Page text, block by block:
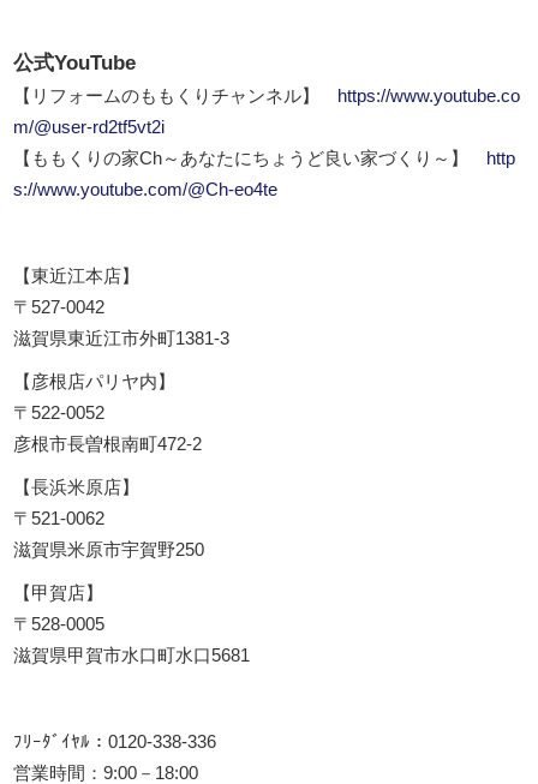
公式YouTube
【リフォームのももくりチャンネル】
https://www.youtube.co
m/@user-rd2tf5vt2i
【ももくりの家Ch～あなたにちょうど良い家づくり～】
http
s://www.youtube.com/@Ch-eo4te
【東近江本店】
〒527-0042
滋賀県東近江市外町1381-3
【彦根店パリヤ内】
〒522-0052
彦根市長曽根南町472-2
【長浜米原店】
〒521-0062
滋賀県米原市宇賀野250
【甲賀店】
〒528-0005
滋賀県甲賀市水口町水口5681
ﾌﾘｰﾀﾞｲﾔﾙ：0120-338-336
営業時間：9:00－18:00